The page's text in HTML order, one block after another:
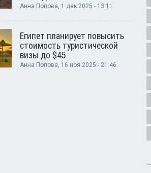
Анна Попова, 1 дек 2025 - 13:11
Египет планирует повысить
стоимость туристической
визы до $45
Анна Попова, 16 ноя 2025 - 21:46